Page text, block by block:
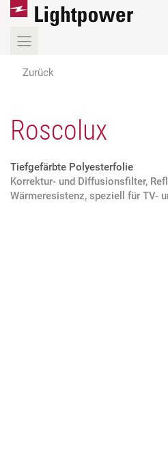
Zurück
Roscolux
Tiefgefärbte Polyesterfolie
Korrektur- und Diffusionsfilter,
Wärmeresistenz, speziell für TV-